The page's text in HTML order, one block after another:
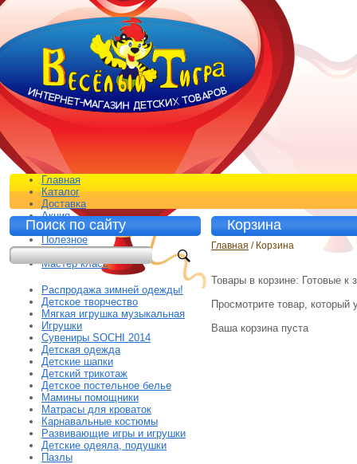
Главная
Каталог
Доставка
Акция
Контакты
Полезное
Отзывы
Мастер класс
Корзина
Главная / Корзина
Товары в корзине: Готовые к
Просмотрите товар, который
Ваша корзина пуста
Поиск по сайту
Распродажа зимней одежды!
Детское творчество
Мягкая игрушка музыкальная
Игрушки
Сувениры SOCHI 2014
Детская одежда
Детские шапки
Детский трикотаж
Детское постельное белье
Мамины помощники
Матрасы для кроваток
Карнавальные костюмы
Развивающие игры и игрушки
Детские одеяла, подушки
Пазлы